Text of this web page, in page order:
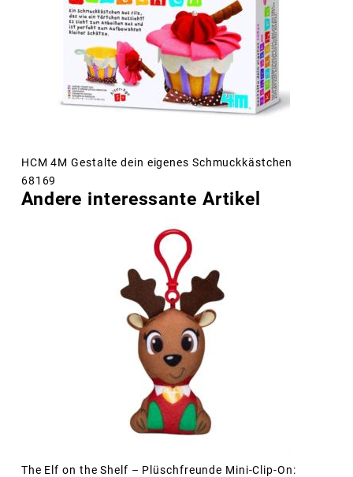
HCM 4M Gestalte dein eigenes Schmuckkästchen
68169
Andere interessante Artikel
The Elf on the Shelf – Plüschfreunde Mini-Clip-On: